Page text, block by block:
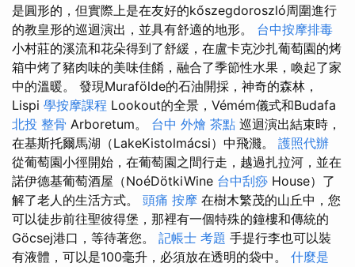
是圓形的，但實際上是在友好的kőszegdoroszló周圍進行
的教皇形的巡迴演出，並具有舒適的地形。 台中按摩排毒
小村莊的溪流和花朵得到了舒緩，在盧卡克沙扎葡萄園的烤
箱中烤了豬肉味的美味佳餚，融合了季節性水果，喚起了家
中的溫暖。 發現Murafölde的石油開採，神奇的森林，
Lispi 學按摩課程 Lookout的全景，Vémém儀式和Budafa
北投 整骨 Arboretum。 台中 外燴 茶點 巡迴演出結束時，
在基斯托爾馬湖（LakeKistolmácsi）中飛濺。 護照代辦
從葡萄園小徑開始，在葡萄園之間行走，越過扎拉河，並在
諾伊德基葡萄酒屋（NoéDötkiWine 台中刮痧 House）了
解了老人的生活方式。 頭痛 按摩 在樹木繁茂的山丘中，您
可以徒步前往聖彼得堡，那裡有一個特殊的鐘樓和傳統的
Göcsej港口，等待著您。 記帳士 考題 手提行李也可以裝
有液體，可以是100毫升，必須放在透明的袋中。 什麼是